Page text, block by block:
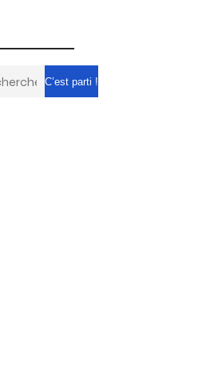
C’est parti !